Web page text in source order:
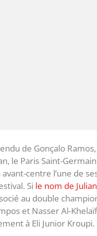
de Gonçalo
le Paris Saint-
centre l’une de
Si le nom de
au double
et Nasser Al-
à Eli Junior Kroupi.